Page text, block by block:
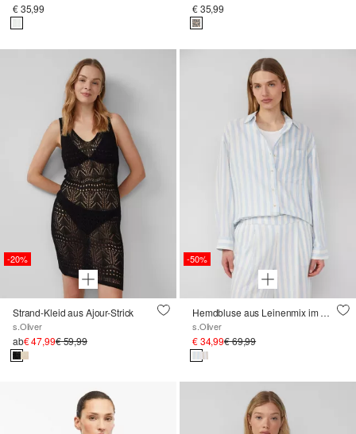
€ 35,99 € 35,99
-20%
Strand-Kleid aus Ajour-Strick
s.Oliver
ab€ 47,99€ 59,99
-50%
Hemdbluse aus Leinenmix im Relaxed Fit
s.Oliver
€ 34,99€ 69,99